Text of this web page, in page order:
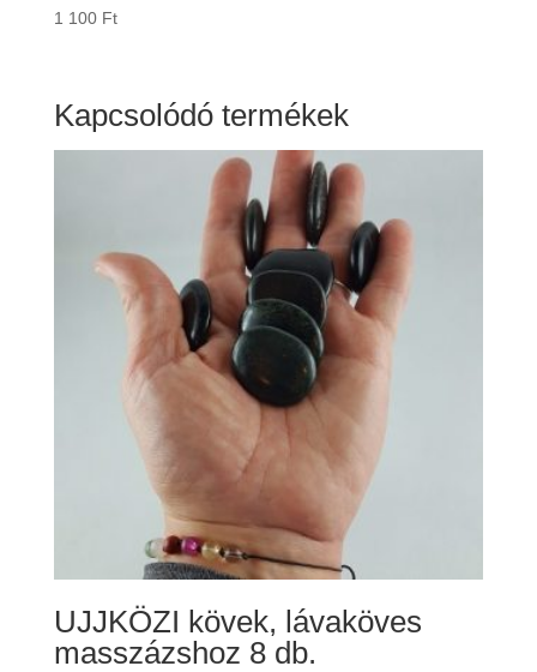
1 100 Ft
Kapcsolódó termékek
UJJKÖZI kövek, lávaköves
masszázshoz 8 db.